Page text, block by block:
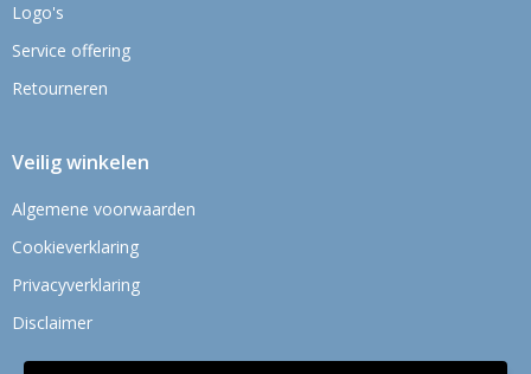
Logo's
Service offering
Retourneren
Veilig winkelen
Algemene voorwaarden
Cookieverklaring
Privacyverklaring
Disclaimer